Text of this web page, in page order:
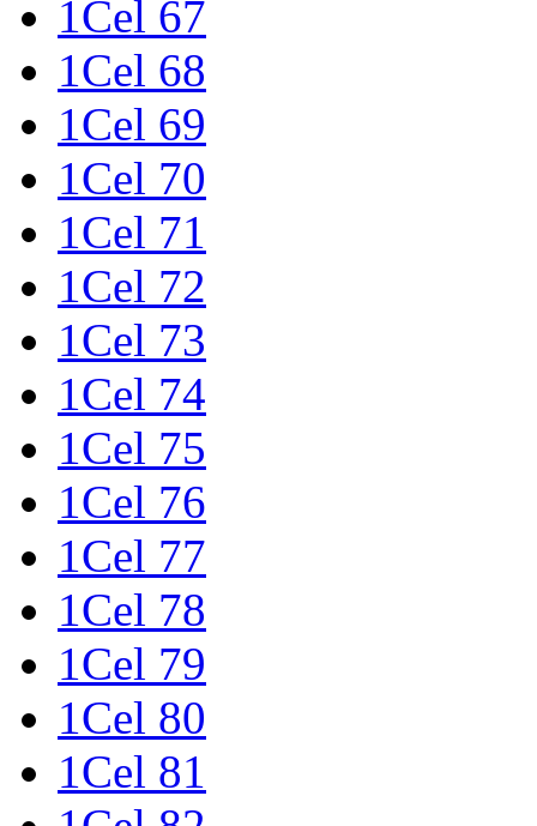
1Cel 67
1Cel 68
1Cel 69
1Cel 70
1Cel 71
1Cel 72
1Cel 73
1Cel 74
1Cel 75
1Cel 76
1Cel 77
1Cel 78
1Cel 79
1Cel 80
1Cel 81